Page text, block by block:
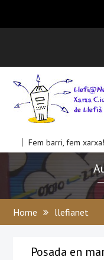
Fem barri, fem xarxa!
Home llefianet
Posada en